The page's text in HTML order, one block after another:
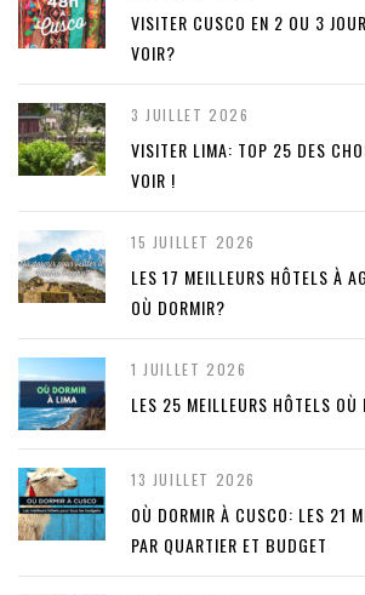
VISITER CUSCO EN 2 OU 3
VOIR?
3 JUILLET 2026
VISITER LIMA: TOP 25 DES
VOIR !
15 JUILLET 2026
LES 17 MEILLEURS HÔTELS À
OÙ DORMIR?
1 JUILLET 2026
LES 25 MEILLEURS HÔTELS OÙ
13 JUILLET 2026
OÙ DORMIR À CUSCO: LES 21
PAR QUARTIER ET BUDGET